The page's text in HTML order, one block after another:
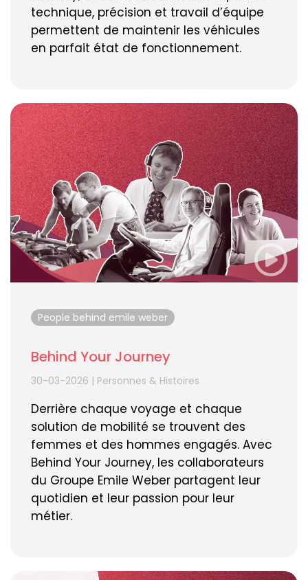
technique, précision et travail d’équipe
permettent de maintenir les véhicules
en parfait état de fonctionnement.
People behind emile weber
Behind Your Journey
30-03-2026 | Personnes & Histoires
Derrière chaque voyage et chaque
solution de mobilité se trouvent des
femmes et des hommes engagés. Avec
Behind Your Journey, les collaborateurs
du Groupe Emile Weber partagent leur
quotidien et leur passion pour leur
métier.